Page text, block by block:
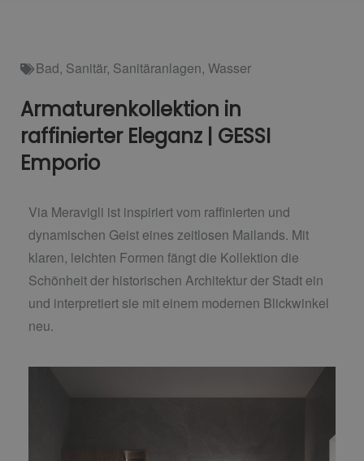
Bad, Sanitär, Sanitäranlagen, Wasser
Armaturenkollektion in
raffinierter Eleganz | GESSI
Emporio
Via Meravigli ist inspiriert vom raffinierten und
dynamischen Geist eines zeitlosen Mailands. Mit
klaren, leichten Formen fängt die Kollektion die
Schönheit der historischen Architektur der Stadt ein
und interpretiert sie mit einem modernen Blickwinkel
neu.